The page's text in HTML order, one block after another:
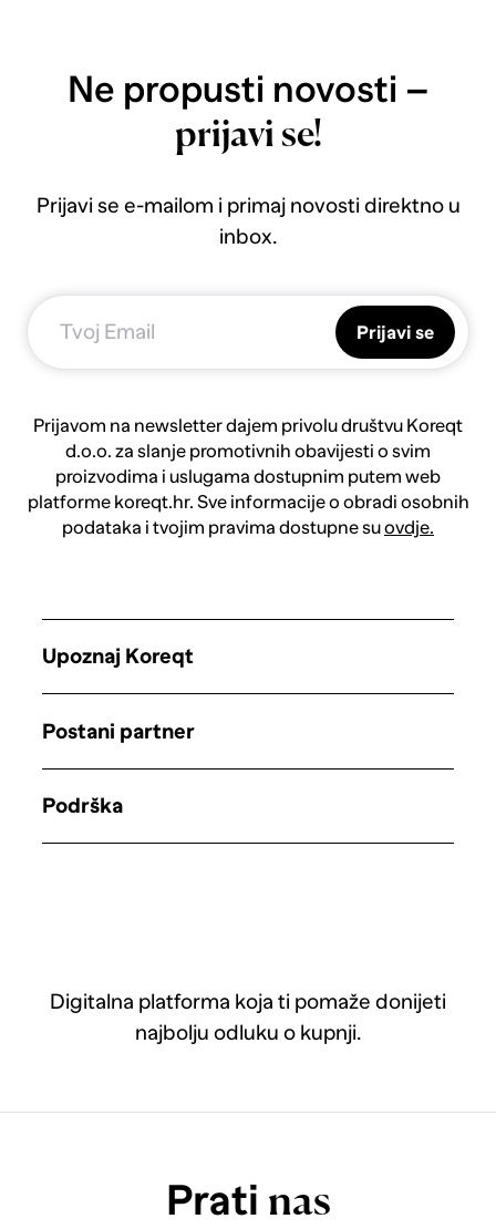
Ne propusti novosti –
prijavi se!
Prijavi se e-mailom i primaj novosti direktno u
inbox.
Prijavi se
Prijavom na newsletter dajem privolu društvu Koreqt
d.o.o. za slanje promotivnih obavijesti o svim
proizvodima i uslugama dostupnim putem web
platforme koreqt.hr. Sve informacije o obradi osobnih
podataka i tvojim pravima dostupne suovdje.
Digitalna platforma koja ti pomaže donijeti
najbolju odluku o kupnji.
Upoznaj Koreqt
Postani partner
Podrška
Prati nas